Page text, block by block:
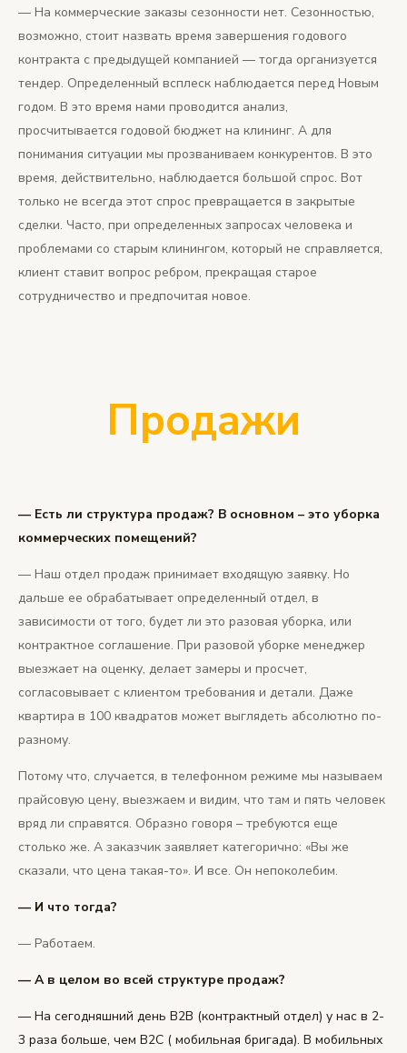
— На коммерческие заказы сезонности нет. Сезонностью,
возможно, стоит назвать время завершения годового
контракта с предыдущей компанией — тогда организуется
тендер. Определенный всплеск наблюдается перед Новым
годом. В это время нами проводится анализ,
просчитывается годовой бюджет на клининг. А для
понимания ситуации мы прозваниваем конкурентов. В это
время, действительно, наблюдается большой спрос. Вот
только не всегда этот спрос превращается в закрытые
сделки. Часто, при определенных запросах человека и
проблемами со старым клинингом, который не справляется,
клиент ставит вопрос ребром, прекращая старое
сотрудничество и предпочитая новое.
Продажи
— Есть ли структура продаж? В основном – это уборка
коммерческих помещений?
— Наш отдел продаж принимает входящую заявку. Но
дальше ее обрабатывает определенный отдел, в
зависимости от того, будет ли это разовая уборка, или
контрактное соглашение. При разовой уборке менеджер
выезжает на оценку, делает замеры и просчет,
согласовывает с клиентом требования и детали. Даже
квартира в 100 квадратов может выглядеть абсолютно по-
разному.
Потому что, случается, в телефонном режиме мы называем
прайсовую цену, выезжаем и видим, что там и пять человек
вряд ли справятся. Образно говоря – требуются еще
столько же. А заказчик заявляет категорично: «Вы же
сказали, что цена такая-то». И все. Он непоколебим.
— И что тогда?
— Работаем.
— А в целом во всей структуре продаж?
— На сегодняшний день В2В (контрактный отдел) у нас в 2-
3 раза больше, чем В2С ( мобильная бригада). В мобильных